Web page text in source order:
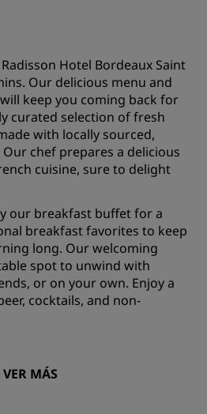
Hotel Bordeaux Saint
Our delicious menu and
keep you coming back for
curated selection of fresh
with locally sourced,
chef prepares a delicious
cuisine, sure to delight
our breakfast buffet for a
breakfast favorites to keep
long. Our welcoming
spot to unwind with
or on your own. Enjoy a
cocktails, and non-
VER MÁS